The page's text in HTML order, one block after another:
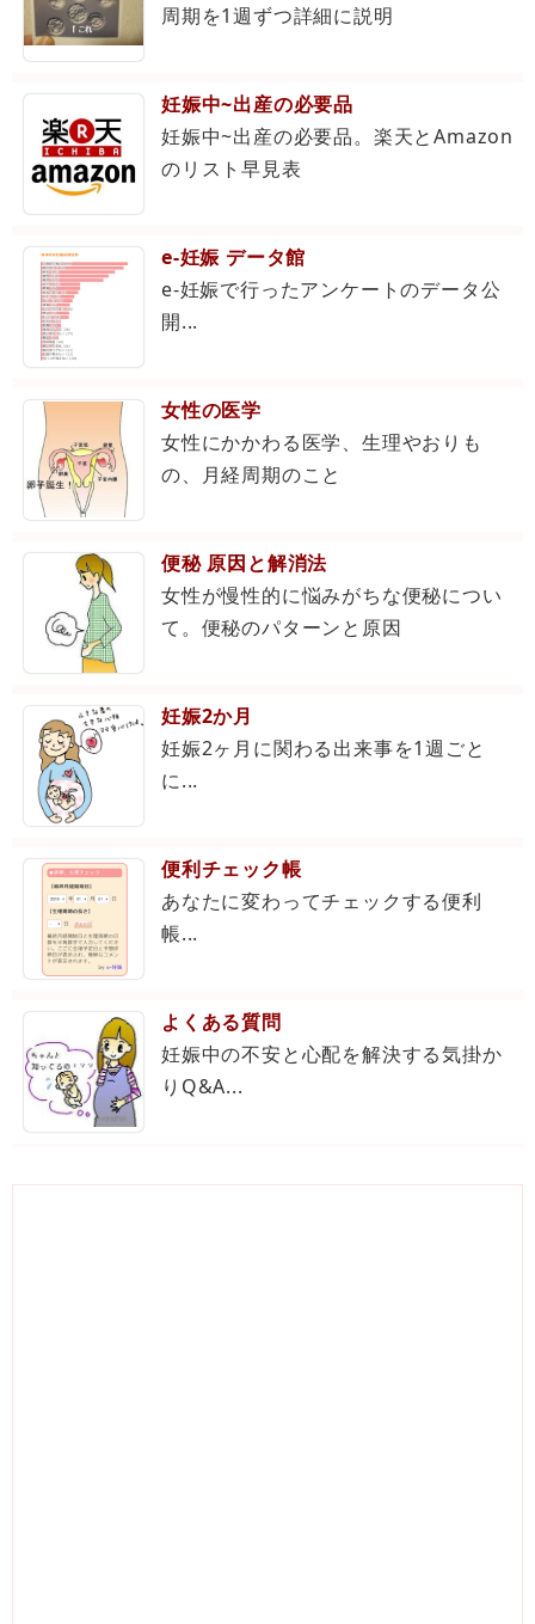
周期を1週ずつ詳細に説明
妊娠中~出産の必要品
妊娠中~出産の必要品。楽天とAmazon
のリスト早見表
e-妊娠 データ館
e-妊娠で行ったアンケートのデータ公
開...
女性の医学
女性にかかわる医学、生理やおりも
の、月経周期のこと
便秘 原因と解消法
女性が慢性的に悩みがちな便秘につい
て。便秘のパターンと原因
妊娠2か月
妊娠2ヶ月に関わる出来事を1週ごと
に...
便利チェック帳
あなたに変わってチェックする便利
帳...
よくある質問
妊娠中の不安と心配を解決する気掛か
りQ&A...